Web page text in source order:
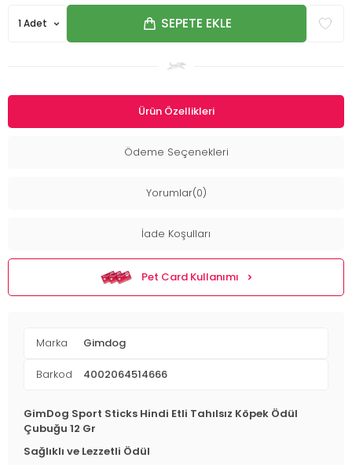
SEPETE EKLE
Ürün Özellikleri
Ödeme Seçenekleri
Yorumlar(0)
İade Koşulları
Pet Card Kullanımı
Marka Gimdog
Barkod 4002064514666
GimDog Sport Sticks Hindi Etli Tahılsız Köpek Ödül
Çubuğu 12 Gr
Sağlıklı ve Lezzetli Ödül